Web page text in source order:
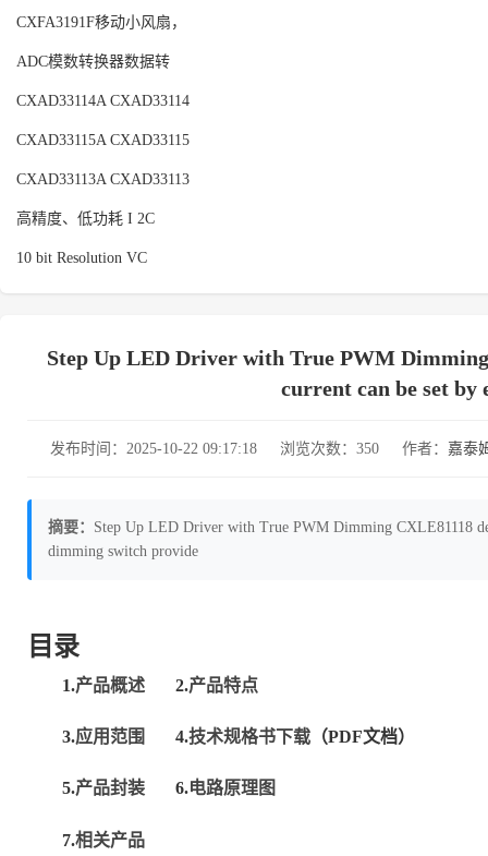
CXFA3191F移动小风扇，
ADC模数转换器数据转
CXAD33114A CXAD33114
CXAD33115A CXAD33115
CXAD33113A CXAD33113
高精度、低功耗 I 2C
10 bit Resolution VC
Step Up LED Driver with True PWM
current can be set
发布时间：2025-10-22 09:17:18 浏览次数：350 作者： 嘉泰
摘要： Step Up LED Driver with True PWM Dimming CXLE81118
dimming switch provide
目录
1.产品概述 2.产品特点
3.应用范围 4.技术规格书下载 （PDF文档）
5.产品封装 6.电路原理图
7.相关产品